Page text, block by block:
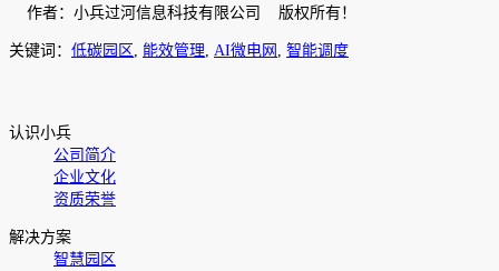
作者：小兵过河信息科技有限公司 版权所有！
关键词： 低碳园区 能效管理 AI微电网 智能调度
认识小兵
公司简介
企业文化
资质荣誉
解决方案
智慧园区